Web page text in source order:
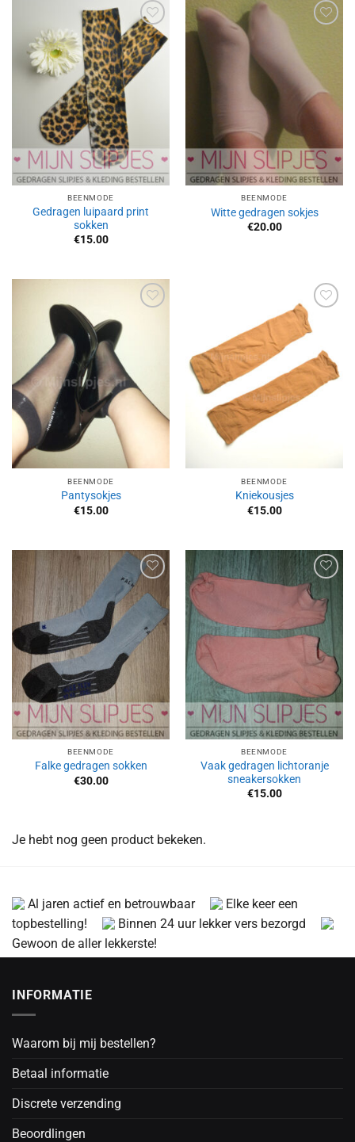
Aan
verlanglijst
toevoegen
BEENMODE
Gedragen luipaard print
sokken
€15.00
verlanglijst
toevoegen
BEENMODE
Witte gedragen sokjes
€20.00
verlanglijst
toevoegen
BEENMODE
Pantysokjes
€15.00
Aan
verlanglijst
toevoegen
BEENMODE
Kniekousjes
€15.00
Aan
verlanglijst
toevoegen
BEENMODE
Falke gedragen sokken
€30.00
Aan
verlanglijst
toevoegen
BEENMODE
Vaak gedragen lichtoranje
sneakersokken
€15.00
Je hebt nog geen product bekeken.
Al jaren actief en betrouwbaar
Elke keer een
topbestelling!
Binnen 24 uur lekker vers bezorgd
Gewoon de aller lekkerste!
INFORMATIE
Waarom bij mij bestellen?
Betaal informatie
Discrete verzending
Beoordlingen